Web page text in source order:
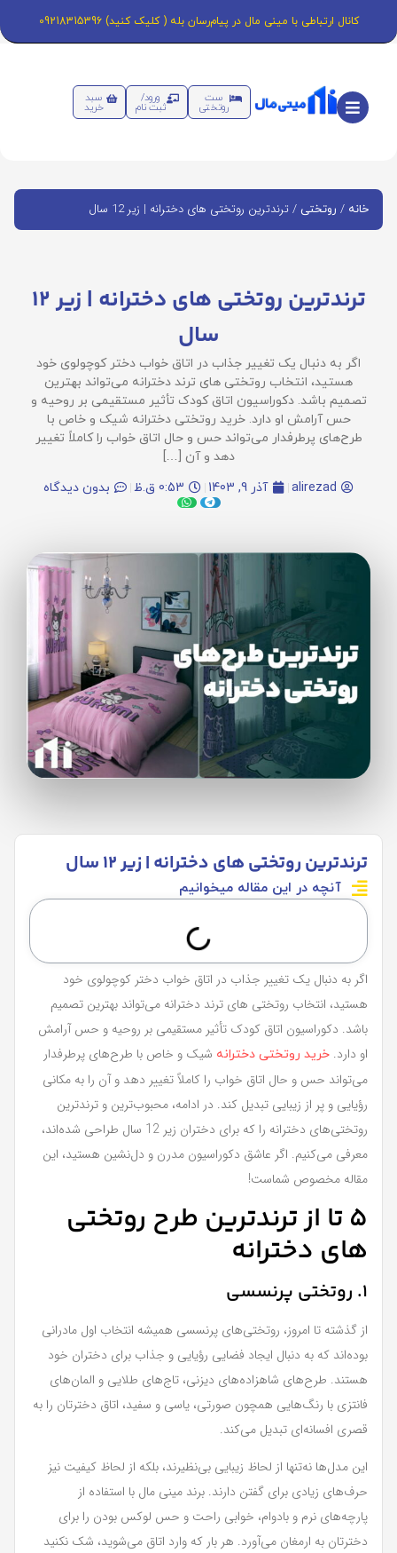
کانال ارتباطی با مینی مال در پیام‌رسان بله ( کلیک کنید) 09218315396
ست
روتختی
ورود/
ثبت نام
سبد
خرید
خانه / روتختی / ترندترین روتختی‌ های دخترانه | زیر 12 سال
ترندترین روتختی‌ های دخترانه | زیر 12
سال
اگر به دنبال یک تغییر جذاب در اتاق خواب دختر کوچولوی خود
هستید، انتخاب روتختی‌ های ترند دخترانه می‌تواند بهترین
تصمیم باشد. دکوراسیون اتاق کودک تأثیر مستقیمی بر روحیه و
حس آرامش او دارد. خرید روتختی دخترانه شیک و خاص با
طرح‌های پرطرفدار می‌تواند حس و حال اتاق خواب را کاملاً تغییر
دهد و آن […]
alirezad
آذر 9, 1403 0:53 ق.ظ بدون دیدگاه
ترندترین روتختی‌ های دخترانه | زیر 12 سال
آنچه در این مقاله میخوانیم
اگر به دنبال یک تغییر جذاب در اتاق خواب دختر کوچولوی خود
هستید، انتخاب روتختی‌ های ترند دخترانه می‌تواند بهترین تصمیم
باشد. دکوراسیون اتاق کودک تأثیر مستقیمی بر روحیه و حس آرامش
او دارد. خرید روتختی دخترانه شیک و خاص با طرح‌های پرطرفدار
می‌تواند حس و حال اتاق خواب را کاملاً تغییر دهد و آن را به مکانی
رؤیایی و پر از زیبایی تبدیل کند. در ادامه، محبوب‌ترین و ترندترین
روتختی‌های دخترانه را که برای دختران زیر 12 سال طراحی شده‌اند،
معرفی می‌کنیم. اگر عاشق دکوراسیون مدرن و دل‌نشین هستید، این
مقاله مخصوص شماست!
5 تا از ترندترین طرح روتختی
های دخترانه
1. روتختی پرنسسی
از گذشته تا امروز، روتختی‌های پرنسسی همیشه انتخاب اول مادرانی
بوده‌اند که به دنبال ایجاد فضایی رؤیایی و جذاب برای دختران خود
هستند. طرح‌های شاهزاده‌های دیزنی، تاج‌های طلایی و المان‌های
فانتزی با رنگ‌هایی همچون صورتی، یاسی و سفید، اتاق دخترتان را به
قصری افسانه‌ای تبدیل می‌کند.
این مدل‌ها نه‌تنها از لحاظ زیبایی بی‌نظیرند، بلکه از لحاظ کیفیت نیز
حرف‌های زیادی برای گفتن دارند. برند مینی‌ مال با استفاده از
پارچه‌های نرم و بادوام، خوابی راحت و حس لوکس بودن را برای
دخترتان به ارمغان می‌آورد. هر بار که وارد اتاق می‌شوید، شک نکنید